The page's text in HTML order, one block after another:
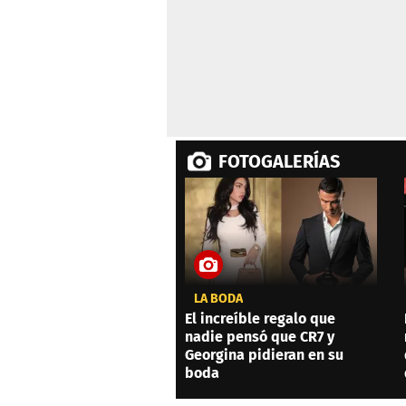
FOTOGALERÍAS
LA BODA
El increíble regalo que
nadie pensó que CR7 y
Georgina pidieran en su
boda